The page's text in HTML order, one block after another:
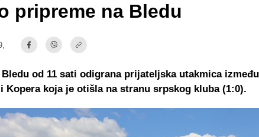
pripreme na Bledu
Bledu od 11 sati odigrana prijateljska utakmica između
Kopera koja je otišla na stranu srpskog kluba (1:0).